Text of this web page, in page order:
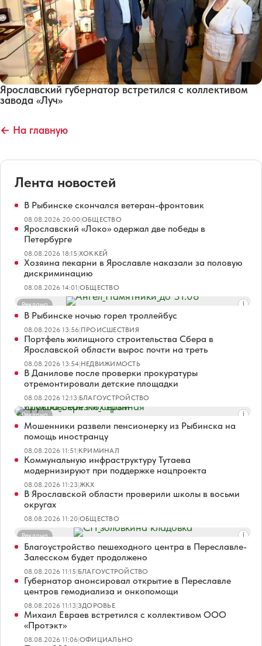
Ярославский губернатор встретился с коллективом
завода «Луч»
← На главную
Лента новостей
В Рыбинске скончался ветеран-фронтовик
08.08.2026 20:00|ОБЩЕСТВО
Ярославский «Локо» одержал две победы в
Петербурге
08.08.2026 18:15|ХОККЕЙ
Хозяина пекарни в Ярославле наказали за половую
дискриминацию
08.08.2026 14:01|ОБЩЕСТВО
Реклама
В Рыбинске ночью горел троллейбус
08.08.2026 13:56|ПРОИСШЕСТВИЯ
Портфель жилищного строительства Сбера в
Ярославской области вырос почти на треть
08.08.2026 13:54|НЕДВИЖИМОСТЬ
В Данилове после проверки прокуратуры
отремонтировали детские площадки
08.08.2026 12:13|БЛАГОУСТРОЙСТВО
Реклама
Мошенники развели пенсионерку из Рыбинска на
помощь иностранцу
08.08.2026 11:51|КРИМИНАЛ
Коммунальную инфраструктуру Тутаева
модернизируют при поддержке нацпроекта
08.08.2026 11:23|ЖКХ
В Ярославской области проверили школы в восьми
округах
08.08.2026 11:20|ОБЩЕСТВО
Реклама
Благоустройство пешеходного центра в Переславле-
Залесском будет продолжено
08.08.2026 11:15|БЛАГОУСТРОЙСТВО
Губернатор анонсировал открытие в Переславле
центров гемодиализа и онкопомощи
08.08.2026 11:13|ЗДОРОВЬЕ
Михаил Евраев встретился с коллективом ООО
«Протэкт»
08.08.2026 11:06|ОФИЦИАЛЬНО